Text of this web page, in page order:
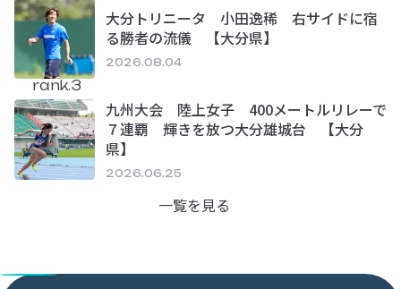
大分トリニータ 小田逸稀 右サイドに宿
る勝者の流儀 【大分県】
2026.08.04
rank.3
九州大会 陸上女子 400メートルリレーで
７連覇 輝きを放つ大分雄城台 【大分
県】
2026.06.25
一覧を見る